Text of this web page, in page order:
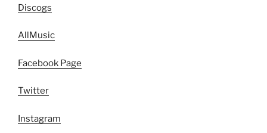
Discogs
AllMusic
Facebook Page
Twitter
Instagram